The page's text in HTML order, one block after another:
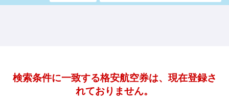
検索条件に一致する格安航空券は、現在登録さ
れておりません。